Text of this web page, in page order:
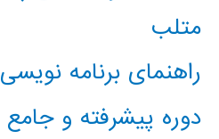
متلب
راهنمای برنامه
دوره پیشرفته و